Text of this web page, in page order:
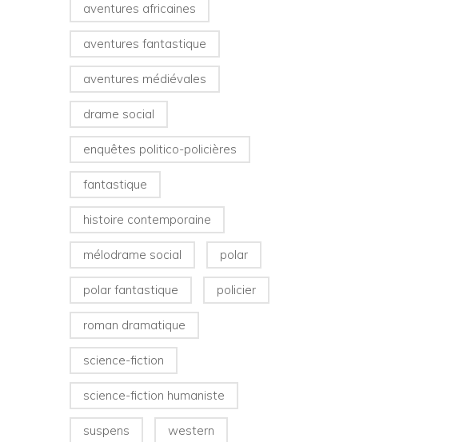
aventures africaines
aventures fantastique
aventures médiévales
drame social
enquêtes politico-policières
fantastique
histoire contemporaine
mélodrame social polar
polar fantastique policier
roman dramatique
science-fiction
science-fiction humaniste
suspens western